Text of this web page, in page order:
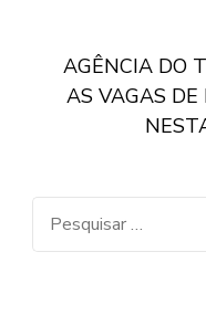
AGÊNCIA DO
AS VAGAS DE